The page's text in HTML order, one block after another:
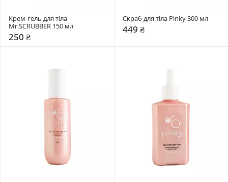
Крем-гель для тіла
250 ₴
Скраб для тіла Pinky 300 мл
449 ₴